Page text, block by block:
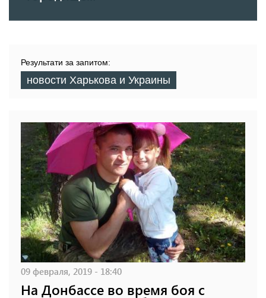
Результати за запитом:
новости Харькова и Украины
09 февраля, 2019 - 18:40
На Донбассе во время боя с